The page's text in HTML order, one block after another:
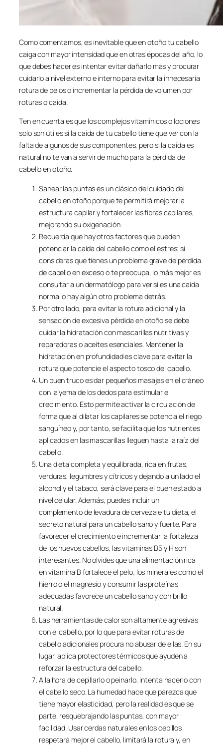
Como comentamos, es inevitable que en otoño tu cabello
caiga con mayor intensidad que en otras épocas del año, lo
que debes hacer es intentar evitar dañarlo más y procurar
cuidarlo a nivel externo e interno para evitar la innecesaria
rotura de pelos o incrementar la pérdida de volumen por
roturas o caída.
Ten en cuenta es que los complejos vitamínicos o lociones
solo son útiles si la caída de tu cabello tiene que ver con la
falta de algunos de sus componentes, pero si la caída es
natural no te van a servir de mucho para la pérdida de
cabello en otoño.
Sanear las puntas es un clásico del cuidado del
cabello en otoño porque te permitirá mejorar la
estructura capilar y fortalecer las fibras capilares,
mejorando su oxigenación.
Recuerda que hay otros factores que pueden
potenciar la caída del cabello como el estrés; si
consideras que tienes un problema grave de pérdida
de cabello en exceso o te preocupa, lo más mejor es
consultar a un dermatólogo para ver si es una caída
normal o hay algún otro problema detrás.
Por otro lado, para evitar la rotura adicional y la
sensación de excesiva pérdida en otoño se debe
cuidar la hidratación con mascarillas nutritivas y
reparadoras o aceites esenciales. Mantener la
hidratación en profundidad es clave para evitar la
rotura que potencie el aspecto tosco del cabello.
Un buen truco es dar pequeños masajes en el cráneo
con la yema de los dedos para estimular el
crecimiento. Esto permite activar la circulación de
forma que al dilatar los capilares se potencia el riego
sanguíneo y, por tanto, se facilita que los nutrientes
aplicados en las mascarillas lleguen hasta la raíz del
cabello.
Una dieta completa y equilibrada, rica en frutas,
verduras, legumbres y cítricos y dejando a un lado el
alcohol y el tabaco, será clave para el buen estado a
nivel celular. Además, puedes incluir un
complemento de levadura de cerveza e tu dieta, el
secreto natural para un cabello sano y fuerte. Para
favorecer el crecimiento e incrementar la fortaleza
de los nuevos cabellos, las vitaminas B5 y H son
interesantes. No olvides que una alimentación rica
en vitamina B fortalece el pelo; los minerales como el
hierro o el magnesio y consumir las proteínas
adecuadas favorece un cabello sano y con brillo
natural.
Las herramientas de calor son altamente agresivas
con el cabello, por lo que para evitar roturas de
cabello adicionales procura no abusar de ellas. En su
lugar, aplica protectores térmicos que ayuden a
reforzar la estructura del cabello.
A la hora de cepillarlo o peinarlo, intenta hacerlo con
el cabello seco. La humedad hace que parezca que
tiene mayor elasticidad, pero la realidad es que se
parte, resquebrajando las puntas, con mayor
facilidad. Usar cerdas naturales en los cepillos
respetará mejor el cabello, limitará la rotura y, en